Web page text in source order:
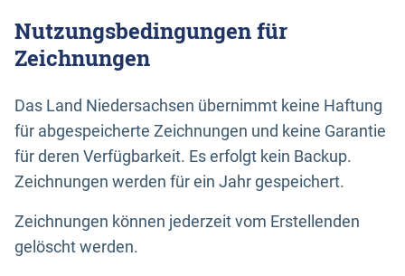
Nutzungsbedingungen für
Zeichnungen
Das Land Niedersachsen übernimmt keine Haftung
für abgespeicherte Zeichnungen und keine Garantie
für deren Verfügbarkeit. Es erfolgt kein Backup.
Zeichnungen werden für ein Jahr gespeichert.
Zeichnungen können jederzeit vom Erstellenden
gelöscht werden.